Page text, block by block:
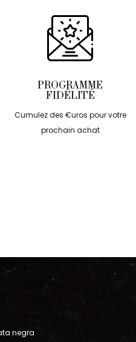
PROGRAMME
FIDÉLITÉ
Cumulez des €uros pour votre
prochain achat
negra